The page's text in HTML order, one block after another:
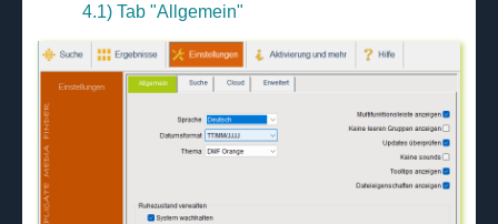
4.1) Tab "Allgemein"